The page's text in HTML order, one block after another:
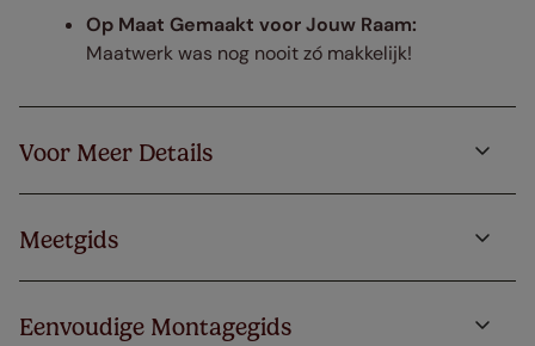
Op Maat Gemaakt voor Jouw Raam:
Maatwerk was nog nooit zó makkelijk!
Voor Meer Details
Meetgids
Eenvoudige Montagegids